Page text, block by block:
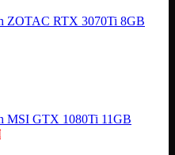
ZOTAC RTX 3070Ti 8GB
MSI GTX 1080Ti 11GB